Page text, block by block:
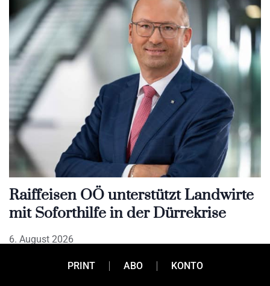
Raiffeisen OÖ unterstützt Landwirte
mit Soforthilfe in der Dürrekrise
6. August 2026
Die anhaltende Dürre setzt die oberösterreichische
PRINT ABO KONTO